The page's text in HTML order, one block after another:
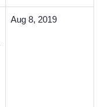
Aug 8, 2019